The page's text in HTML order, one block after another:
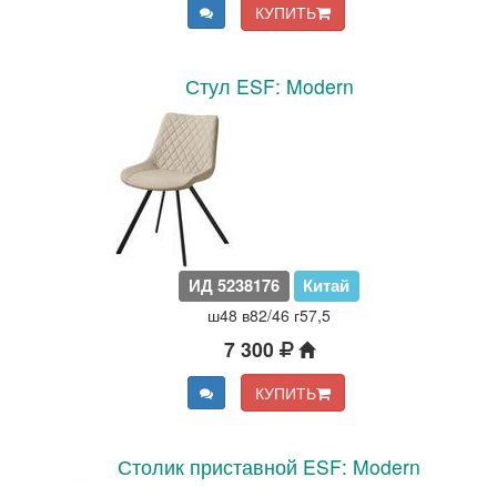
КУПИТЬ
Стул ESF: Modern
ИД 5238176 Китай
ш48 в82/46 г57,5
7 300
КУПИТЬ
Столик приставной ESF: Modern